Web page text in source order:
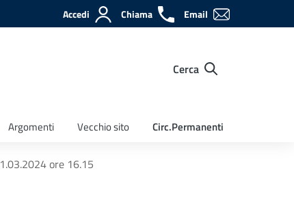
Accedi Chiama Email
Cerca
Argomenti Vecchio sito Circ.Permanenti
ore 16.15